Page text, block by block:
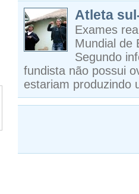
Atleta
Exames
Mundial de
Segundo
fundista não possui
estariam produzindo